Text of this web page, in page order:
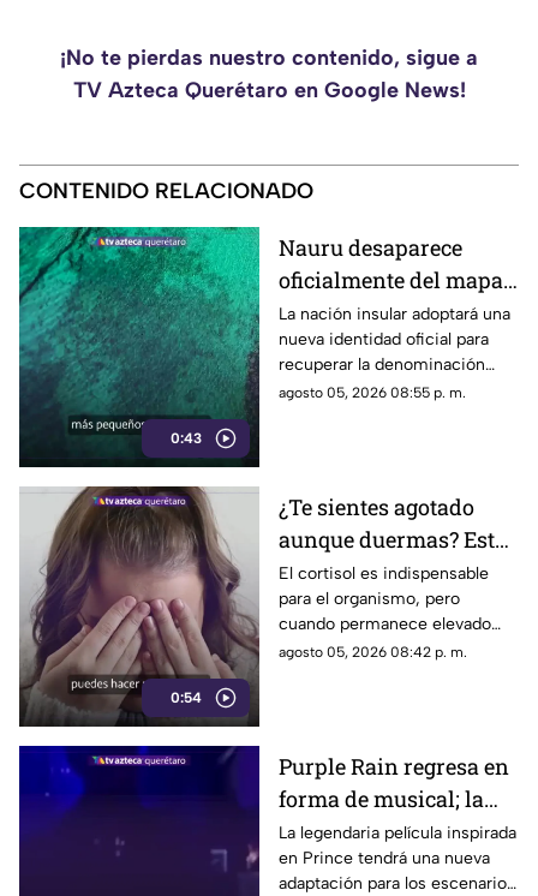
¡No te pierdas nuestro contenido, sigue a
TV Azteca Querétaro en Google News!
CONTENIDO RELACIONADO
0:43
Nauru desaparece
oficialmente del mapa:
el pequeño país cambia
de nombre
La nación insular adoptará una
nueva identidad oficial para
recuperar la denominación
utilizada por sus propios
agosto 05, 2026 08:55 p. m.
0:54
¿Te sientes agotado
aunque duermas? Estos
hábitos pueden ayudar
a regular el cortisol
El cortisol es indispensable
para el organismo, pero
cuando permanece elevado
por largos periodos puede
agosto 05, 2026 08:42 p. m.
Purple Rain regresa en
forma de musical; la
historia de Prince
llegará renovada
La legendaria película inspirada
en Prince tendrá una nueva
adaptación para los escenarios